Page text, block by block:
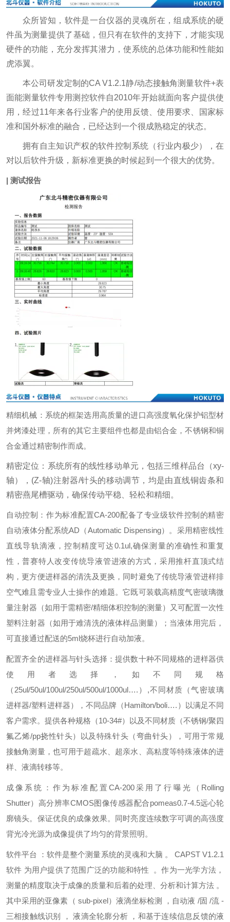
众所皆知，软件是一台仪器的灵魂所在，组成系统的硬
件虽为测量提供了基础，但只有在软件的支持下，才能实现
硬件的功能，充分发挥其潜力，使系统的总体功能和性能如
虎添翼。
本公司研发定制的CA V1.2.1静/动态接触角测量软件+表
面能测量软件专用测控软件自2010年开始就面向客户提供使
用，经过11年来各行业客户的使用反馈、使用要求、国家标
准和国外标准的融合，已经达到一个很成熟稳定的状态。
拥有自主知识产权的软件控制系统（行业内极少），在
对以后软件升级，新标准更换的时候起到一个很大的优势。
| 测试报告
精细机械：系统的框架选用高质量的进口高强度氧化保护铝型材
并烤漆处理，所有的其它主要组件也都是由铝合金，不锈钢和铜
合金通过精密制作而成。
精密定位：系统所有的线性移动单元，包括三维样品台（xy-
轴），(Z-轴)注射器/针头的移动调节，均是由直线铜齿条和
精密燕尾槽驱动，确保传动平稳、轻松和精细。
自动控制：作为标准配置CA-200配备了专业级软件控制的精密
自动液体分配系统AD（Automatic Dispensing）。采用精密线性
直线导轨滴液，控制精度可达0.1ul,确保测量的准确性和重复
性，普赛特人改变传统导液管进液的方式，采用推杆直顶式结
构，更方便进样器的清洗及更换，同时避免了传统导液管进样排
空气难且需专业人士操作的难题。它既可装载高精度气密玻璃微
量注射器（如用于需精密/精细体积控制的测量）又可配置一次性
塑料注射器（如用于难清洗的液体样品测量）；当液体用完后，
可直接通过配送的5ml烧杯进行自动加液。
配置齐全的进样器与针头选择：提供数十种不同规格的进样器供
使用者选择，如不同规格
（25ul/50ul/100ul/250ul/500ul/1000ul….）,不同材质（气密玻璃
进样器/塑料进样器），不同品牌（Hamilton/boli….）以满足不同
客户需求。提供各种规格（10-34#）以及不同材质（不锈钢/聚四
氟乙烯/pp挠性针头）以及特殊针头（弯曲针头），可用于常规
接触角测量，也可用于超疏水、超亲水、高粘度等特殊液体的进
样、液滴转移等。
成像系统：作为标准配置CA-200采用了行曝光（Rolling
Shutter）高分辨率CMOS图像传感器配合pomeas0.7-4.5远心轮
廓镜头。保证优良的成像效果。同时亮度连续数字可调的高强度
背光冷光源为成像提供了均匀的背景照明。
软件平台 ：软件是整个测量系统的灵魂和大脑 。 CAPST V1.2.1
软件 为用户提供了范围广泛的功能和特性 。作为一光学方法，
测量的精度取决于成像的质量和后着的处理、分析和计算方法 。
其中采用的亚像素（ sub-pixel）液滴坐标检测 ，自动液 /固 /流 -
三相接触线识别 ， 液滴全轮廓分析 ，和基于连续信息反馈的液